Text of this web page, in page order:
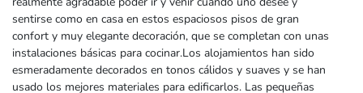
sentirse como en casa en estos espaciosos pisos de gran
confort y muy elegante decoración, que se completan con unas
instalaciones básicas para cocinar.Los alojamientos han sido
esmeradamente decorados en tonos cálidos y suaves y se han
usado los mejores materiales para edificarlos. Las pequeñas